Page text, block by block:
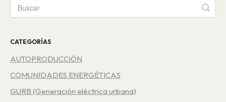
CATEGORÍAS
AUTOPRODUCCIÓN
COMUNIDADES ENERGÉTICAS
GURB (Generación eléctrica urbana)